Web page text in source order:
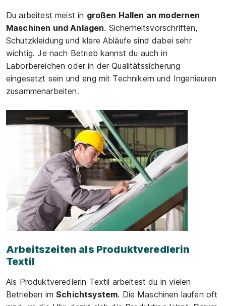
Du arbeitest meist in großen Hallen an modernen
Maschinen und Anlagen. Sicherheitsvorschriften,
Schutzkleidung und klare Abläufe sind dabei sehr
wichtig. Je nach Betrieb kannst du auch in
Laborbereichen oder in der Qualitätssicherung
eingesetzt sein und eng mit Technikern und Ingenieuren
zusammenarbeiten.
Arbeitszeiten als Produktveredlerin
Textil
Als Produktveredlerin Textil arbeitest du in vielen
Betrieben imSchichtsystem. Die Maschinen laufen oft